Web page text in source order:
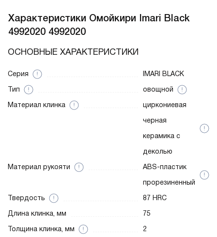
Характеристики Омойкири Imari Black
4992020 4992020
ОСНОВНЫЕ ХАРАКТЕРИСТИКИ
Серия
IMARI BLACK
Тип
овощной
Материал клинка
циркониевая
черная
керамика с
деколью
Материал рукояти
ABS-пластик
прорезиненный
Твердость
87 HRC
Длина клинка, мм
75
Толщина клинка, мм
2